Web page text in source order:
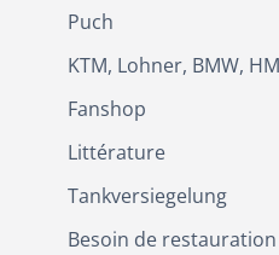
Puch
KTM, Lohner, BMW,
Fanshop
Littérature
Tankversiegelung
Besoin de restauration